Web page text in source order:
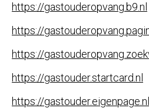
https://gastouderopvang.b9.nl
https://
https://
https://gastouder.startcard.nl
https://gastouder.eigenpage.nl